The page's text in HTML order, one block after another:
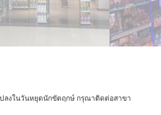
ลงในวันหยุดนักขัตฤกษ์ กรุณาติดต่อสาขา